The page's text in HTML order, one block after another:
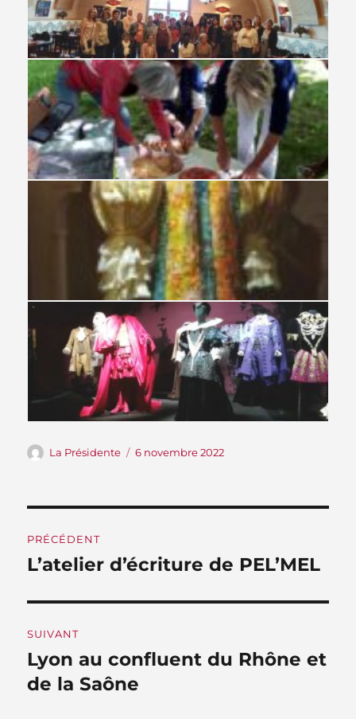
Auteur
La Présidente
Publié
6 novembre 2022
de
PRÉCÉDENT
Publication
L’atelier d’écriture de PEL’MEL
SUIVANT
Publication
suivante :
Lyon au confluent du Rhône et
de la Saône